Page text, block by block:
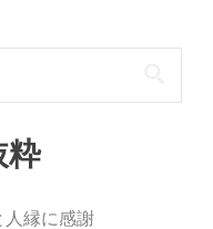
粋
人縁に感謝